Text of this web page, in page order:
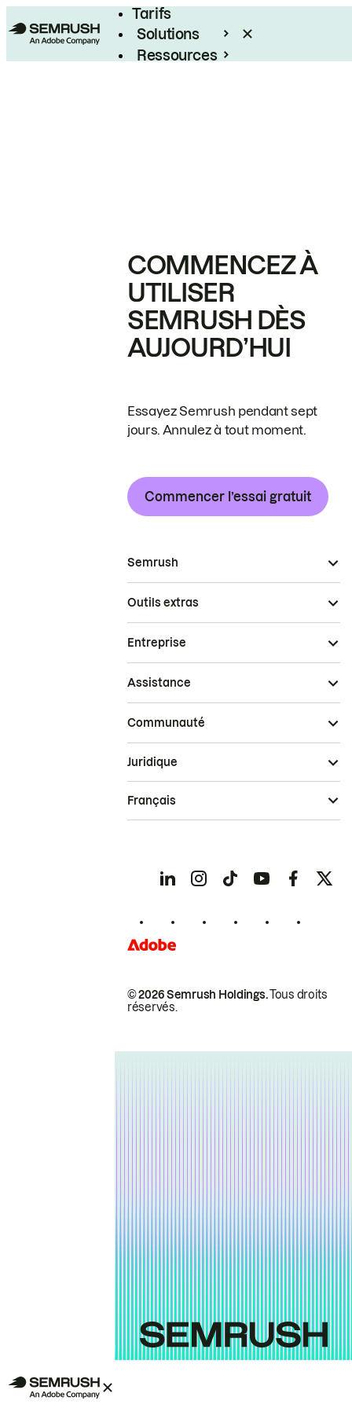
Tarifs
Solutions
Ressources
COMMENCEZ À
UTILISER
SEMRUSH DÈS
AUJOURD’HUI
Essayez Semrush pendant sept
jours. Annulez à tout moment.
Commencer l’essai gratuit
Semrush
Outils extras
Entreprise
Assistance
Communauté
© 2026 Semrush Holdings.Tous droits
réservés.
Juridique
Français